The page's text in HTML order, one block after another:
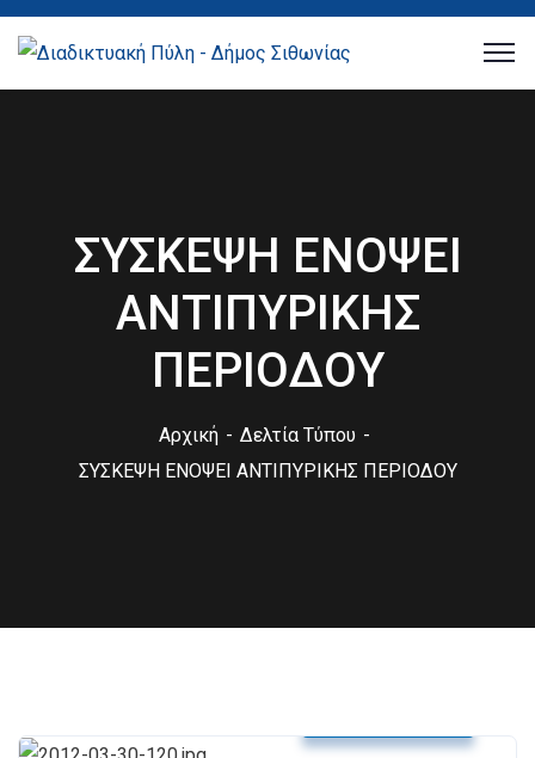
ΣΥΣΚΕΨΗ ΕΝΟΨΕΙ
ΑΝΤΙΠΥΡΙΚΗΣ
ΠΕΡΙΟΔΟΥ
Αρχική
Δελτία Τύπου
ΣΥΣΚΕΨΗ ΕΝΟΨΕΙ ΑΝΤΙΠΥΡΙΚΗΣ ΠΕΡΙΟΔΟΥ